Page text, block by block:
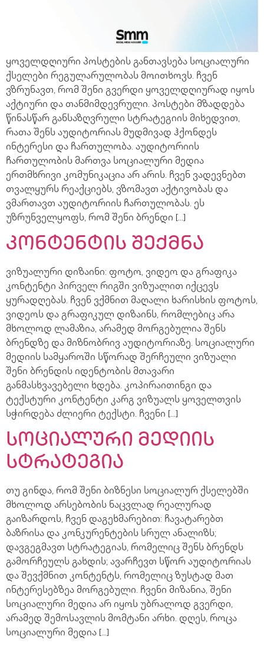
ყოველდღიური პოსტების განთავსება სოციალური
ქსელები რეგულარულობას მოითხოვს. ჩვენ
ვზრუნავთ, რომ შენი გვერდი ყოველდღიურად იყოს
აქტიური და თანმიმდევრული. პოსტები მზადდება
წინასწარ განსაზღვრული სტრატეგიის მიხედვით,
რათა შენს აუდიტორიას მუდმივად ჰქონდეს
ინტერესი და ჩართულობა. აუდიტორიის
ჩართულობის მართვა სოციალური მედია
ერთმხრივი კომუნიკაცია არ არის. ჩვენ ვადევნებთ
თვალყურს რეაქციებს, ვზომავთ აქტივობას და
ვმართავთ აუდიტორიის ჩართულობას. ეს
უზრუნველყოფს, რომ შენი ბრენდი […]
კონტენტის შექმნა
ვიზუალური დიზაინი: ფოტო, ვიდეო და გრაფიკა
კონტენტი პირველ რიგში ვიზუალით იქცევს
ყურადღებას. ჩვენ ვქმნით მაღალი ხარისხის ფოტოს,
ვიდეოს და გრაფიკულ დიზაინს, რომლებიც არა
მხოლოდ ლამაზია, არამედ მორგებულია შენს
ბრენდზე და მიზნობრივ აუდიტორიაზე. სოციალური
მედიის სამყაროში სწორად შერჩეული ვიზუალი
შენი ბრენდის იდენტობის მთავარი
განმასხვავებელი ხდება. კოპირაითინგი და
ტექსტური კონტენტი კარგ ვიზუალს ყოველთვის
სჭირდება ძლიერი ტექსტი. ჩვენი […]
სოციალური მედიის
სტრატეგია
თუ გინდა, რომ შენი ბიზნესი სოციალურ ქსელებში
მხოლოდ არსებობის ნაცვლად რეალურად
გაიზარდოს, ჩვენ დაგეხმარებით: ჩავატარებთ
ბაზრისა და კონკურენტების სრულ ანალიზს;
დავგეგმავთ სტრატეგიას, რომელიც შენს ბრენდს
გამორჩეულს გახდის; ავარჩევთ სწორ აუდიტორიას
და შევქმნით კონტენტს, რომელიც ზუსტად მათ
ინტერესებზეა მორგებული. ჩვენი მიზანია, შენი
სოციალური მედია არ იყოს უბრალოდ გვერდი,
არამედ შემოსავლის მომტანი არხი. დღეს, როცა
სოციალური მედია […]